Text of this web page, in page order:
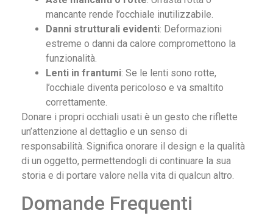
mancante rende l’occhiale inutilizzabile.
Danni strutturali evidenti: Deformazioni
estreme o danni da calore compromettono la
funzionalità.
Lenti in frantumi: Se le lenti sono rotte,
l’occhiale diventa pericoloso e va smaltito
correttamente.
Donare i propri occhiali usati è un gesto che riflette
un’attenzione al dettaglio e un senso di
responsabilità. Significa onorare il design e la qualità
di un oggetto, permettendogli di continuare la sua
storia e di portare valore nella vita di qualcun altro.
Domande Frequenti